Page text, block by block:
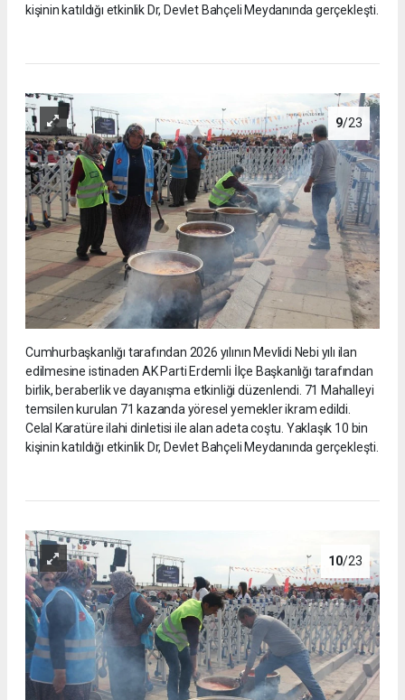
kişinin katıldığı etkinlik Dr, Devlet Bahçeli Meydanında gerçekleşti.
9/23
Cumhurbaşkanlığı tarafından 2026 yılının Mevlidi Nebi yılı ilan
edilmesine istinaden AK Parti Erdemli İlçe Başkanlığı tarafından
birlik, beraberlik ve dayanışma etkinliği düzenlendi. 71 Mahalleyi
temsilen kurulan 71 kazanda yöresel yemekler ikram edildi.
Celal Karatüre ilahi dinletisi ile alan adeta coştu. Yaklaşık 10 bin
kişinin katıldığı etkinlik Dr, Devlet Bahçeli Meydanında gerçekleşti.
10/23